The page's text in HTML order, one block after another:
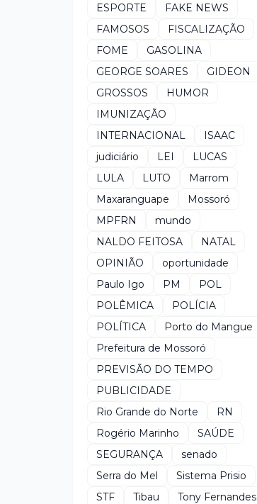
ESPORTE
FAKE NEWS
FAMOSOS
FISCALIZAÇÃO
FOME
GASOLINA
GEORGE SOARES
GIDEON
GROSSOS
HUMOR
IMUNIZAÇÃO
INTERNACIONAL
ISAAC
judiciário
LEI
LUCAS
LULA
LUTO
Marrom
Maxaranguape
Mossoró
MPFRN
mundo
NALDO FEITOSA
NATAL
OPINIÃO
oportunidade
Paulo Igo
PM
POL
POLÊMICA
POLÍCIA
POLÍTICA
Porto do Mangue
Prefeitura de Mossoró
PREVISÃO DO TEMPO
PUBLICIDADE
Rio Grande do Norte
RN
Rogério Marinho
SAÚDE
SEGURANÇA
senado
Serra do Mel
Sistema Prisio
STF
Tibau Tony Fernandes